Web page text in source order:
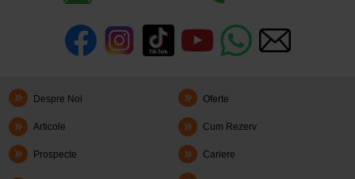
Despre Noi Oferte
Articole Cum Rezerv
Prospecte Cariere